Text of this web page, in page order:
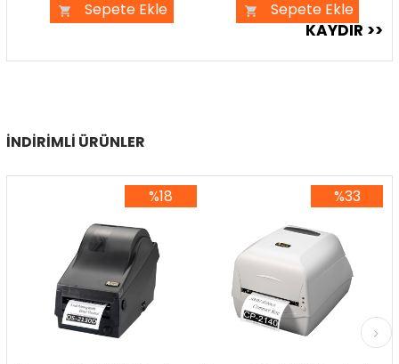
Sepete Ekle Sepete Ekle
İNDIRIMLI ÜRÜNLER
%18
%33